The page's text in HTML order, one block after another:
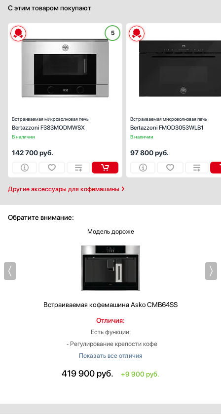
С этим товаром покупают
Другие аксессуары для кофемашины
5
В наличии
Встраиваемая микроволновая печь
Bertazzoni F383MODMWSX
Объем (л):
142 700руб.
В наличии
Встраиваемая микроволновая печь
Bertazzoni FMOD3053WLB1
97 800руб.
Обратите внимание:
Модель дороже
Встраиваемая кофемашинаAsko CMB64SS
Отличия:
Есть функции:
‐ Регулирование крепости кофе
‐ Регулирование температуры кофе
‐ Регулирование степени помола
‐ Приготовление пара и горячей воды
419 900 руб. +9 900 руб.